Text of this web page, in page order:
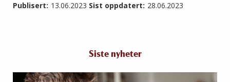
Publisert: 13.06.2023 Sist oppdatert: 28.06.2023
Siste nyheter